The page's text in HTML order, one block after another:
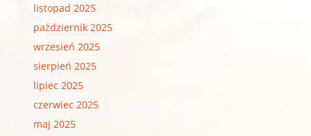
listopad 2025
październik 2025
wrzesień 2025
sierpień 2025
lipiec 2025
czerwiec 2025
maj 2025